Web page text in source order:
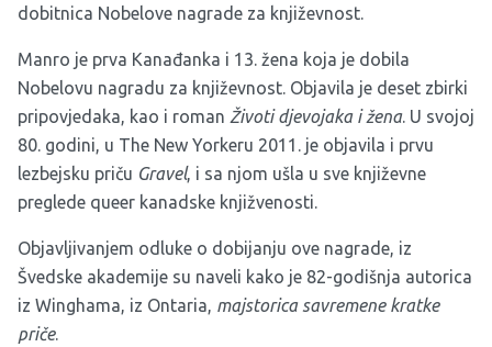
dobitnica Nobelove nagrade za književnost.
Manro je prva Kanađanka i 13. žena koja je dobila
Nobelovu nagradu za književnost. Objavila je deset zbirki
pripovjedaka, kao i roman Životi djevojaka i žena. U svojoj
80. godini, u The New Yorkeru 2011. je objavila i prvu
lezbejsku priču Gravel, i sa njom ušla u sve književne
preglede queer kanadske knjižvenosti.
Objavljivanjem odluke o dobijanju ove nagrade, iz
Švedske akademije su naveli kako je 82-godišnja autorica
iz Winghama, iz Ontaria, majstorica savremene kratke
priče.